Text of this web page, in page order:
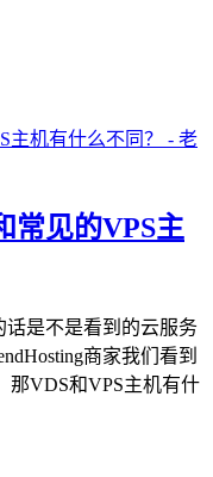
常见的VPS主
话是不是看到的云服务
商家我们看到
那VDS和VPS主机有什